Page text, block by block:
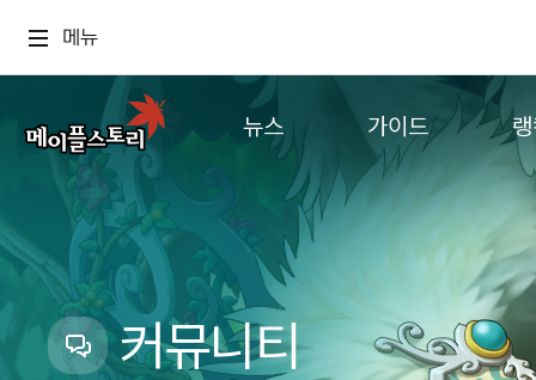
메뉴
뉴스
업데이트
이벤트
캐시샵 공지
메이플 알림판
with maple
가이드
추가정보
컨텐
커뮤니티